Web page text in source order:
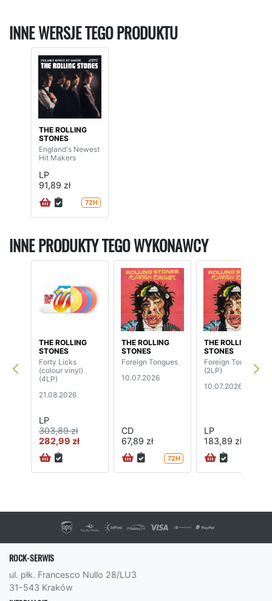
INNE WERSJE TEGO PRODUKTU
THE ROLLING
STONES
England's Newest
Hit Makers
LP
91,89 zł
72H
INNE PRODUKTY TEGO WYKONAWCY
THE ROLLING
STONES
Forty Licks
(colour vinyl)
(4LP)
21.08.2026
LP
303,89 zł
282,99 zł
THE ROLLING
STONES
Foreign Tongues
10.07.2026
CD
67,89 zł
72H
THE ROLLING
STONES
Foreign Tongues
(2LP)
10.07.2026
LP
183,89 zł
ROCK-SERWIS
ul. płk. Francesco Nullo 28/LU3
31-543 Kraków